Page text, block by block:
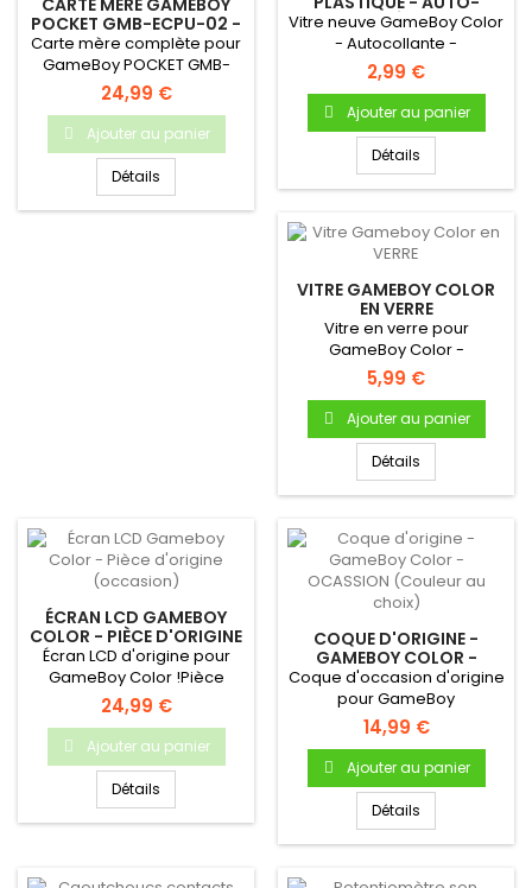
CARTE MÈRE GAMEBOY
POCKET GMB-ECPU-02 -
ORIGINALE, OCCASION
Carte mère complète pour
GameBoy POCKET GMB-
ECPU-02 Carte mère
d'origine pour...
24,99 €
Ajouter au panier
Détails
ADHÉSIVE
Vitre neuve GameBoy Color
- Autocollante -
Uniquement pour Gameboy
Color.
2,99 €
Ajouter au panier
Détails
VITRE GAMEBOY COLOR
EN VERRE
Vitre en verre pour
GameBoy Color -
Autocollante - Uniquement
pour Gameboy...
5,99 €
Ajouter au panier
Détails
ÉCRAN LCD GAMEBOY
COLOR - PIÈCE D'ORIGINE
(OCCASION)
Écran LCD d'origine pour
GameBoy Color !Pièce
d'origine Nintendo
Occasion...
24,99 €
Ajouter au panier
Détails
COQUE D'ORIGINE -
GAMEBOY COLOR -
OCASSION (COULEUR AU
CHOIX)
Coque d'occasion d'origine
pour GameBoy
ColorDémontée sur une
console...
14,99 €
Ajouter au panier
Détails